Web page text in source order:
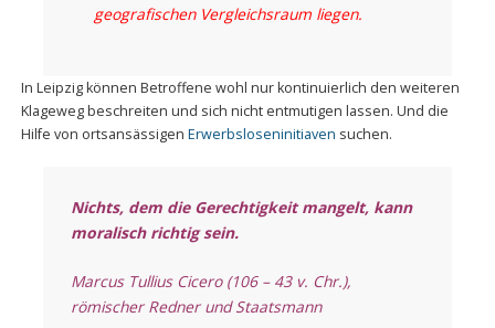
geografischen Vergleichsraum liegen.
In Leipzig können Betroffene wohl nur kontinuierlich den weiteren
Klageweg beschreiten und sich nicht entmutigen lassen. Und die
Hilfe von ortsansässigen Erwerbsloseninitiaven suchen.
Nichts, dem die Gerechtigkeit mangelt, kann
moralisch richtig sein.
Marcus Tullius Cicero (106 – 43 v. Chr.),
römischer Redner und Staatsmann